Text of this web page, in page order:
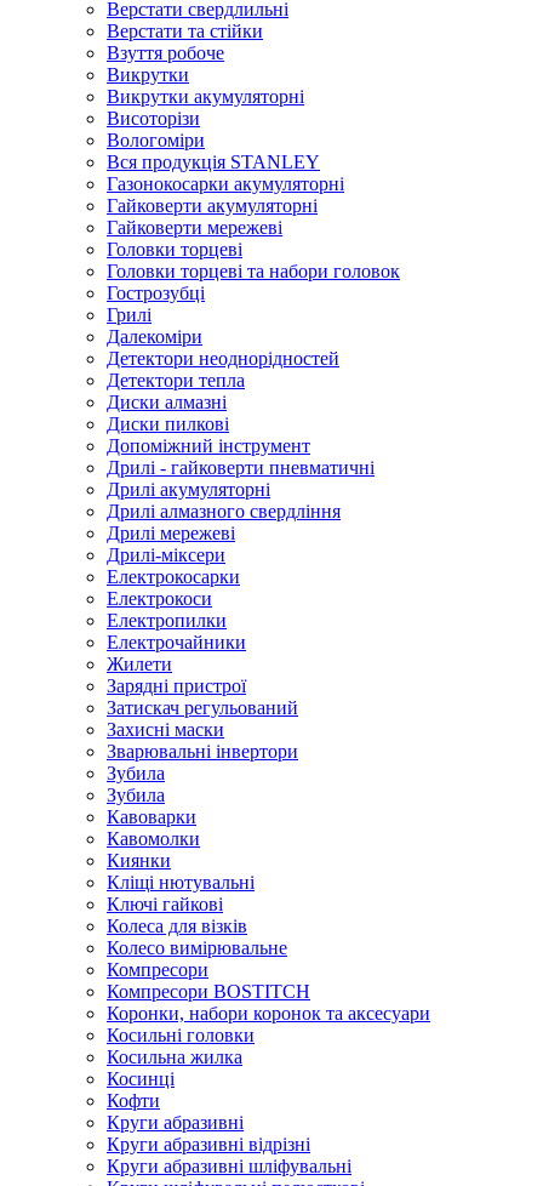
Верстати свердлильні
Верстати та стійки
Взуття робоче
Викрутки
Викрутки акумуляторні
Висоторізи
Вологоміри
Вся продукція STANLEY
Газонокосарки акумуляторні
Гайковерти акумуляторні
Гайковерти мережеві
Головки торцеві
Головки торцеві та набори головок
Гострозубці
Грилі
Далекоміри
Детектори неоднорідностей
Детектори тепла
Диски алмазні
Диски пилкові
Допоміжний інструмент
Дрилі - гайковерти пневматичні
Дрилі акумуляторні
Дрилі алмазного свердління
Дрилі мережеві
Дрилі-міксери
Електрокосарки
Електрокоси
Електропилки
Електрочайники
Жилети
Зарядні пристрої
Затискач регульований
Захисні маски
Зварювальні інвертори
Зубила
Зубила
Кавоварки
Кавомолки
Киянки
Кліщі нютувальні
Ключі гайкові
Колеса для візків
Колесо вимірювальне
Компресори
Компресори BOSTITCH
Коронки, набори коронок та аксесуари
Косильні головки
Косильна жилка
Косинці
Кофти
Круги абразивні
Круги абразивні відрізні
Круги абразивні шліфувальні